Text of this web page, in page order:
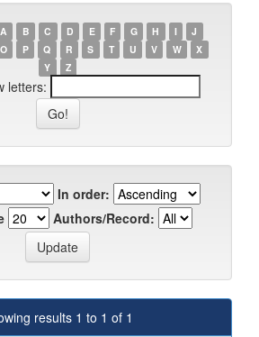
A B C D E F G H I
J
O P Q R S T U V W
X
Y
Z
letters:
In order:
Authors/Record:
results 1 to 1 of 1